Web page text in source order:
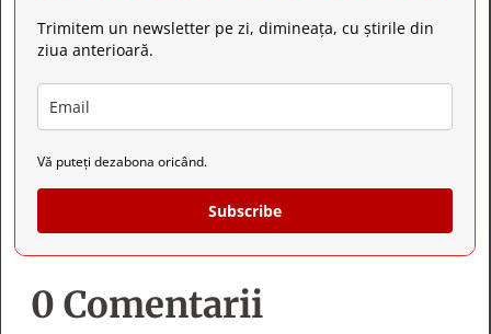
Trimitem un newsletter pe zi, dimineața, cu știrile din
ziua anterioară.
Vă puteți dezabona oricând.
Subscribe
0 Comentarii